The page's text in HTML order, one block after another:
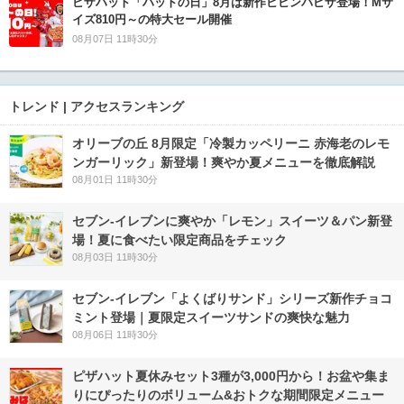
イズ810円～の特大セール開催
08月07日 11時30分
トレンド | アクセスランキング
オリーブの丘 8月限定「冷製カッペリーニ 赤海老のレモ
ンガーリック」新登場！爽やか夏メニューを徹底解説
08月01日 11時30分
セブン‐イレブンに爽やか「レモン」スイーツ＆パン新登
場！夏に食べたい限定商品をチェック
08月03日 11時30分
セブン‐イレブン「よくばりサンド」シリーズ新作チョコ
ミント登場｜夏限定スイーツサンドの爽快な魅力
08月06日 11時30分
ピザハット夏休みセット3種が3,000円から！お盆や集ま
りにぴったりのボリューム&おトクな期間限定メニュー